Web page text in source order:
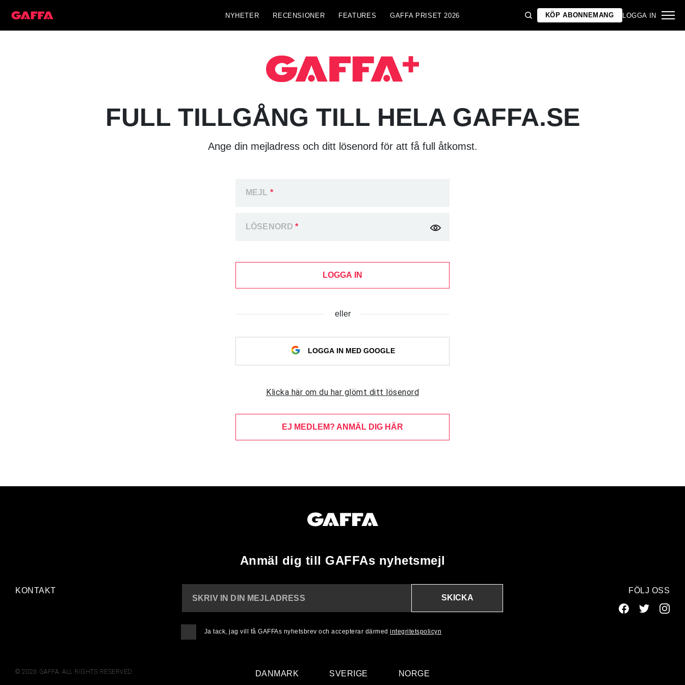
NYHETER RECENSIONER FEATURES GAFFA PRISET 2026 KÖP ABONNEMANG LOGGA IN
FULL TILLGÅNG TILL HELA GAFFA.SE
Ange din mejladress och ditt lösenord för att få full åtkomst.
MEJL *
LÖSENORD*
LOGGA IN
eller
LOGGA IN MED GOOGLE
Klicka här om du har glömt ditt lösenord
EJ MEDLEM? ANMÄL DIG HÄR
Anmäl dig till GAFFAs nyhetsmejl
KONTAKT
SKRIV IN DIN MEJLADRESS
SKICKA
Ja tack, jag vill få GAFFAs nyhetsbrev och accepterar därmed integritetspolicyn
FÖLJ OSS
© 2026 GAFFA. ALL RIGHTS RESERVED DANMARK SVERIGE NORGE